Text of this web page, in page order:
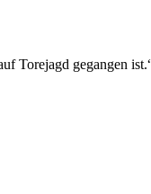
Torejagd gegangen